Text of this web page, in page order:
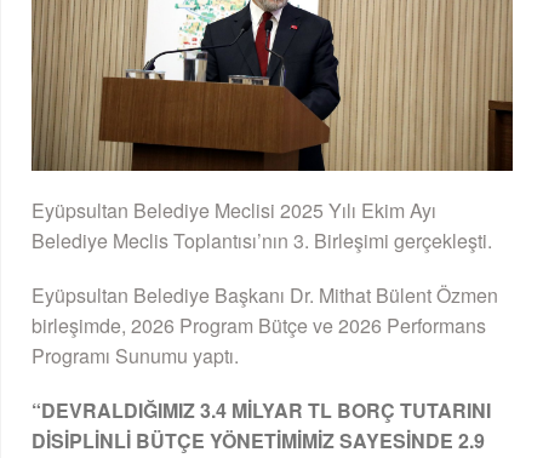
Eyüpsultan Belediye Meclisi 2025 Yılı Ekim Ayı
Belediye Meclis Toplantısı’nın 3. Birleşimi gerçekleşti.
Eyüpsultan Belediye Başkanı Dr. Mithat Bülent Özmen
birleşimde, 2026 Program Bütçe ve 2026 Performans
Programı Sunumu yaptı.
“DEVRALDIĞIMIZ 3.4 MİLYAR TL BORÇ TUTARINI
DİSİPLİNLİ BÜTÇE YÖNETİMİMİZ SAYESİNDE 2.9